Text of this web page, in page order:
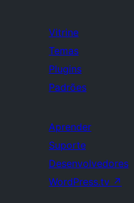
Vitrine
Temas
Plugins
Padrões
Aprender
Suporte
Desenvolvedores
WordPress.tv ↗